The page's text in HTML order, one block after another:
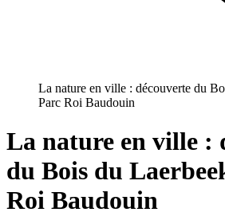
La nature en ville : découverte du
Parc Roi Baudouin
La nature en ville :
du Bois du
Roi Baudouin